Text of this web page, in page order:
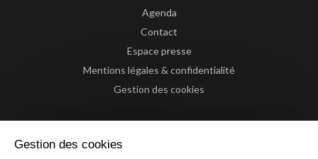
Agenda
Contact
Espace presse
Mentions légales & confidentialité
Gestion des cookies
Gestion des cookies